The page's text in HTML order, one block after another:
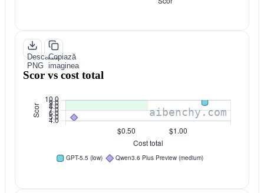
Descarcă
PNG
Copiază
imaginea
Scor vs cost total